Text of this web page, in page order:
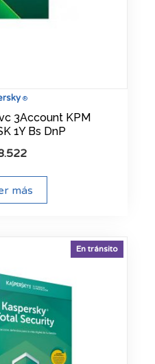
®
3Account KPM
1Y Bs DnP
más
En tránsito